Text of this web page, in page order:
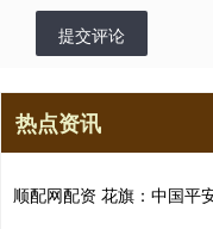
提交评论
热点资讯
顺配网配资 花旗：中国平